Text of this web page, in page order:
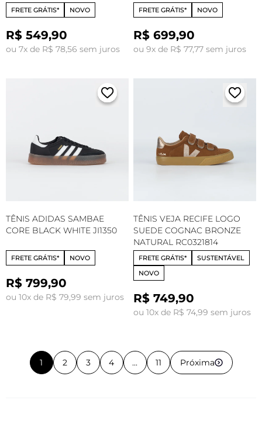
FRETE GRÁTIS* NOVO
R$ 549,90
ou 7x de R$ 78,56 sem juros
FRETE GRÁTIS* NOVO
R$ 699,90
ou 9x de R$ 77,77 sem juros
TÊNIS ADIDAS SAMBAE
CORE BLACK WHITE JI1350
FRETE GRÁTIS* NOVO
R$ 799,90
ou 10x de R$ 79,99 sem juros
TÊNIS VEJA RECIFE LOGO
SUEDE COGNAC BRONZE
NATURAL RC0321814
FRETE GRÁTIS*
SUSTENTÁVEL
NOVO
R$ 749,90
ou 10x de R$ 74,99 sem juros
1 2 3 4 ... 11 Próxima